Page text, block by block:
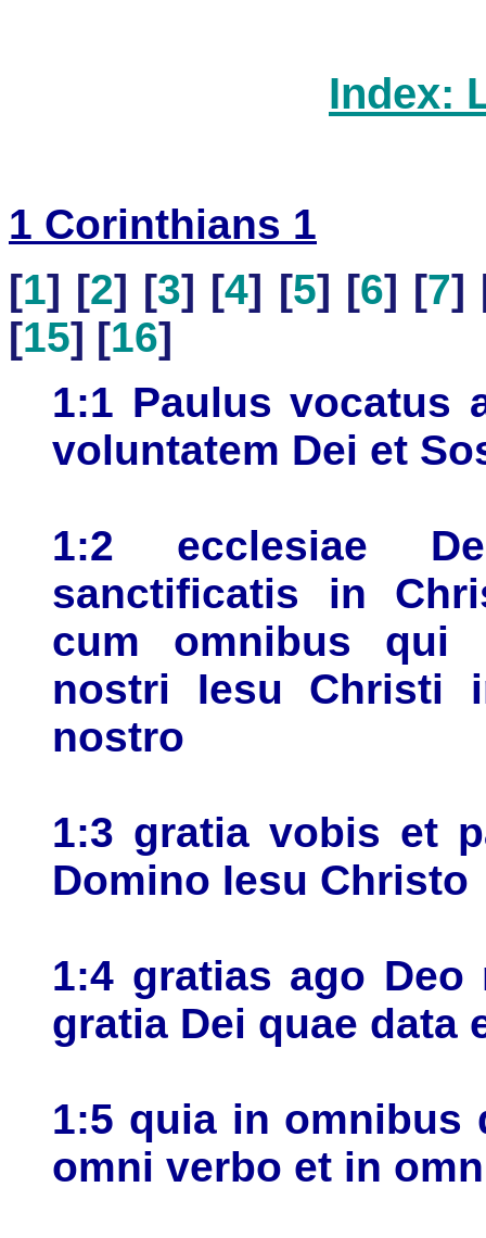
Index:
1 Corinthians 1
[1] [2] [3] [4] [5] [6] [7]
[15] [16]
1:1 Paulus vocatus
voluntatem Dei et
1:2 ecclesiae
sanctificatis in
cum omnibus qui
nostri Iesu Christi
nostro
1:3 gratia vobis et
Domino Iesu Christo
1:4 gratias ago
gratia Dei quae data
1:5 quia in
omni verbo et in